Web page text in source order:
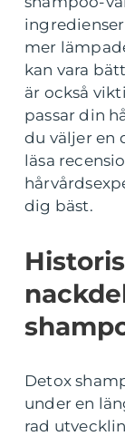
mer
kan vara
är också
passar din
du väljer en
läsa
dig bäst.
Detox
under en
rad